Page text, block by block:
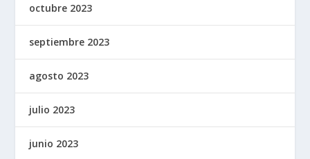
octubre 2023
septiembre 2023
agosto 2023
julio 2023
junio 2023